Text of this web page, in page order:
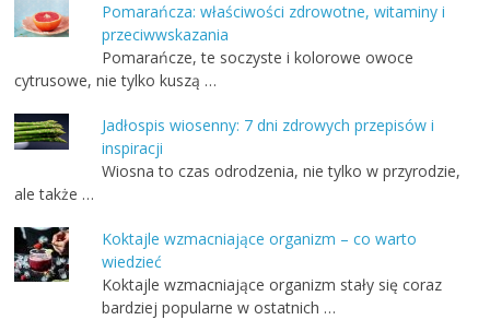
Pomarańcza: właściwości zdrowotne, witaminy i
przeciwwskazania
Pomarańcze, te soczyste i kolorowe owoce
cytrusowe, nie tylko kuszą …
Jadłospis wiosenny: 7 dni zdrowych przepisów i
inspiracji
Wiosna to czas odrodzenia, nie tylko w przyrodzie,
ale także …
Koktajle wzmacniające organizm – co warto
wiedzieć
Koktajle wzmacniające organizm stały się coraz
bardziej popularne w ostatnich …